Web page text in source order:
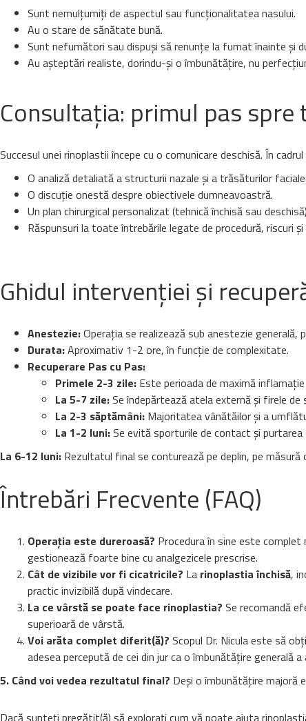
Sunt nemulțumiți de aspectul sau funcționalitatea nasului.
Au o stare de sănătate bună.
Sunt nefumători sau dispuși să renunțe la fumat înainte și
Au așteptări realiste, dorindu-și o îmbunătățire, nu
Consultația: primul pas
Succesul unei rinoplastii începe cu o comunicare deschisă. În
O analiză detaliată a structurii nazale și a trăsăturilor faciale.
O discuție onestă despre obiectivele dumneavoastră.
Un plan chirurgical personalizat (tehnică închisă sau
Răspunsuri la toate întrebările legate de procedură, riscuri și
Ghidul intervenției și
Anestezie:Operația se realizează sub anestezie
Durata:Aproximativ 1-2 ore, în funcție de complexitate.
Recuperare Pas cu Pas:
Primele 2-3 zile: Este perioada de maximă
La 5-7 zile:Se îndepărtează atela externă și firele
La 2-3 săptămâni: Majoritatea vânătăilor și a
La 1-2 luni:Se evită sporturile de contact și purtarea
La 6-12 luni: Rezultatul final se conturează pe deplin, pe măsură
Întrebări Frecvente (FAQ)
Operația este dureroasă? Procedura în sine este
gestionează foarte bine cu analgezicele prescrise.
Cât de vizibile vor fi cicatricile? La rinoplastia închisă,
practic invizibilă după vindecare.
La ce vârstă se poate face rinoplastia? Se recomandă
superioară de vârstă.
Voi arăta complet diferit(ă)? Scopul Dr. Nicula este să
adesea percepută de cei din jur ca o îmbunătățire
5. Când voi vedea rezultatul final? Deși o îmbunătățire majoră
Dacă sunteți pregătit(ă) să explorați cum vă poate ajuta